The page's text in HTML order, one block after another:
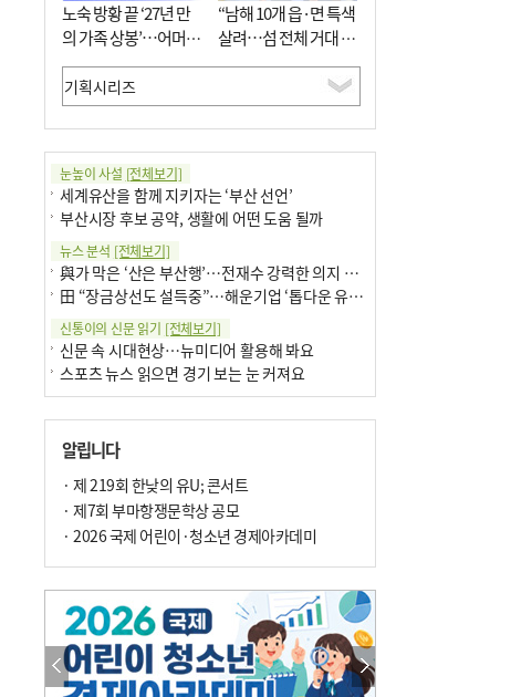
노숙 방황 끝 ‘27년 만
의 가족 상봉’…어머니
와 행복 꿈꿔
“남해 10개 읍·면 특색
살려…섬 전체 거대 정
원으로 조성”
눈높이 사설 [전체보기]
세계유산을 함께 지키자는 ‘부산 선언’
부산시장 후보 공약, 생활에 어떤 도움 될까
뉴스 분석 [전체보기]
與가 막은 ‘산은 부산행’…전재수 강력한 의지 표명 없인 공염불
田 “장금상선도 설득중”…해운기업 ‘톱다운 유치전’ 가속
신통이의 신문 읽기 [전체보기]
신문 속 시대현상…뉴미디어 활용해 봐요
스포츠 뉴스 읽으면 경기 보는 눈 커져요
구·군 승진 축하화분 관행 없애자니 소상공인 울상
팩트체크[전체보기]
의령 한우산 털중나리
한 손 뉴스[전체보기]
시민이 개발한 폭염 대응 앱 ‘그늘로’ 길안내 지도 등 인기
골목 맛집 발굴 고메 셀렉션…부산시, 페스티벌 시월 연계
알립니다
· 제 219회 한낮의 유U; 콘서트
· 제7회 부마항쟁문학상 공모
· 2026 국제 어린이·청소년 경제아카데미